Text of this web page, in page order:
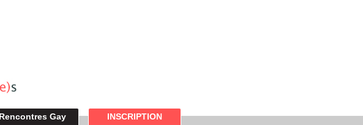
Rencontres Gay INSCRIPTION